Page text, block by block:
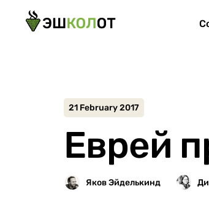
Еврей
21 February 2017